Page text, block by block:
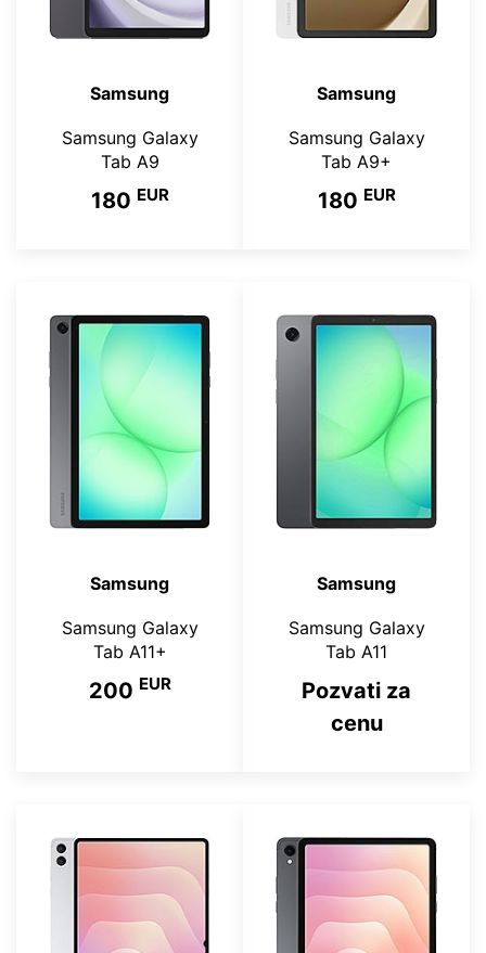
Samsung
Samsung Galaxy
Tab A9
180 EUR
Samsung
Samsung Galaxy
Tab A9+
180 EUR
Samsung
Samsung Galaxy
Tab A11+
200 EUR
Samsung
Samsung Galaxy
Tab A11
Pozvati za
cenu